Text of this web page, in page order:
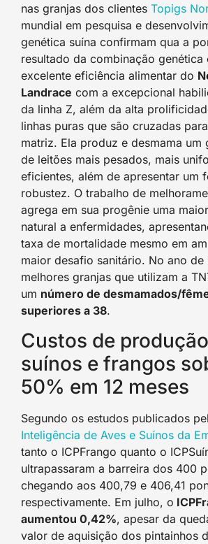
nas granjas dos clientes Topigs
mundial em pesquisa e
genética suína confirmam qua a
resultado da combinação genética
excelente eficiência alimentar do
Landrace com a excepcional
da linha Z, além da alta
linhas puras que são cruzadas
matriz. Ela produz e desmama um
de leitões mais pesados, mais
eficientes, além de apresentar um
robustez. O trabalho de
agrega em sua progênie uma
natural a enfermidades,
taxa de mortalidade mesmo em
maior desafio sanitário. No ano de
melhores granjas que utilizam a
um número de desmamados/
superiores a 38.
Custos de
suínos e frangos
50% em 12 meses
Segundo os estudos publicados
Inteligência de Aves e Suínos da
tanto o ICPFrango quanto o
ultrapassaram a barreira dos 400
chegando aos 400,79 e 406,41
respectivamente. Em julho, o
aumentou 0,42%, apesar da
valor de aquisição dos pintainhos